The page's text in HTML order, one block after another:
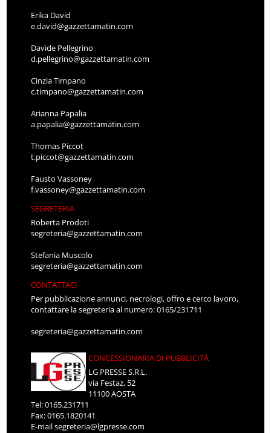
Erika David
e.david@gazzettamatin.com
Davide Pellegrino
d.pellegrino@gazzettamatin.com
Cinzia Timpano
c.timpano@gazzettamatin.com
Arianna Papalia
a.papalia@gazzettamatin.com
Thomas Piccot
t.piccot@gazzettamatin.com
Fausto Vassoney
f.vassoney@gazzettamatin.com
SEGRETERIA
Roberta Prodoti
segreteria@gazzettamatin.com
Stefania Muscolo
segreteria@gazzettamatin.com
CONTATTACI
Per pubblicazione annunci, necrologi, offro e cerco lavoro,
contattare la segreteria al numero: 0165/231711
segreteria@gazzettamatin.com
CONCESSIONARIA DI PUBBLICITÀ
LG PRESSE S.R.L.
via Festaz, 52
11100 AOSTA
Tel: 0165.231711
Fax: 0165.1820141
E-mailsegreteria@lgpresse.com